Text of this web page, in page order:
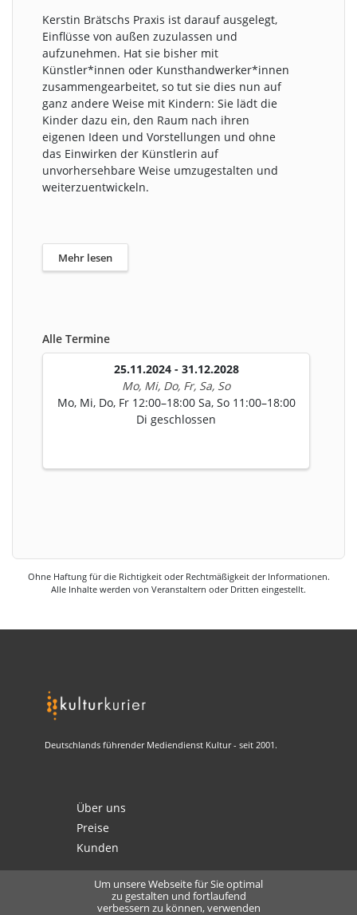
Kerstin Brätschs Praxis ist darauf ausgelegt,
Einflüsse von außen zuzulassen und
aufzunehmen. Hat sie bisher mit
Künstler*innen oder Kunsthandwerker*innen
zusammengearbeitet, so tut sie dies nun auf
ganz andere Weise mit Kindern: Sie lädt die
Kinder dazu ein, den Raum nach ihren
eigenen Ideen und Vorstellungen und ohne
das Einwirken der Künstlerin auf
unvorhersehbare Weise umzugestalten und
weiterzuentwickeln.
Mehr lesen
Alle Termine
25.11.2024 - 31.12.2028
Mo, Mi, Do, Fr, Sa, So
Mo, Mi, Do, Fr 12:00–18:00 Sa, So 11:00–18:00
Di geschlossen
Ohne Haftung für die Richtigkeit oder Rechtmäßigkeit der Informationen.
Alle Inhalte werden von Veranstaltern oder Dritten eingestellt.
Deutschlands führender Mediendienst Kultur - seit 2001.
Über uns
Preise
Kunden
Um unsere Webseite für Sie optimal
zu gestalten und fortlaufend
verbessern zu können, verwenden